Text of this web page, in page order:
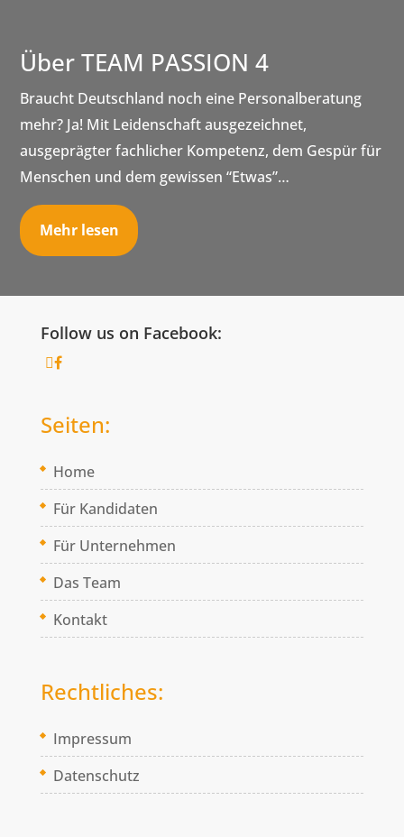
Über TEAM PASSION 4
Braucht Deutschland noch eine Personalberatung
mehr? Ja! Mit Leidenschaft ausgezeichnet,
ausgeprägter fachlicher Kompetenz, dem Gespür für
Menschen und dem gewissen “Etwas”…
Mehr lesen
Follow us on Facebook:
Seiten:
Home
Für Kandidaten
Für Unternehmen
Das Team
Kontakt
Rechtliches:
Impressum
Datenschutz